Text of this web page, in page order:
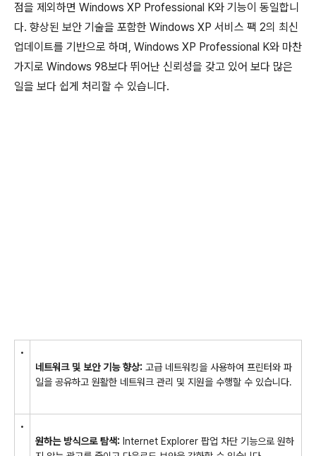
점을 제외하면 Windows XP Professional K와 기능이 동일합니
다. 향상된 보안 기술을 포함한 Windows XP 서비스 팩 2의 최신
업데이트를 기반으로 하며, Windows XP Professional K와 마찬
가지로 Windows 98보다 뛰어난 신뢰성을 갖고 있어 보다 많은
일을 보다 쉽게 처리할 수 있습니다.
•
네트워크 및 보안 기능 향상: 고급 네트워킹을 사용하여 프린터와 파
일을 공유하고 원활한 네트워크 관리 및 지원을 수행할 수 있습니다.
•
원하는 방식으로 탐색: Internet Explorer 팝업 차단 기능으로 원하